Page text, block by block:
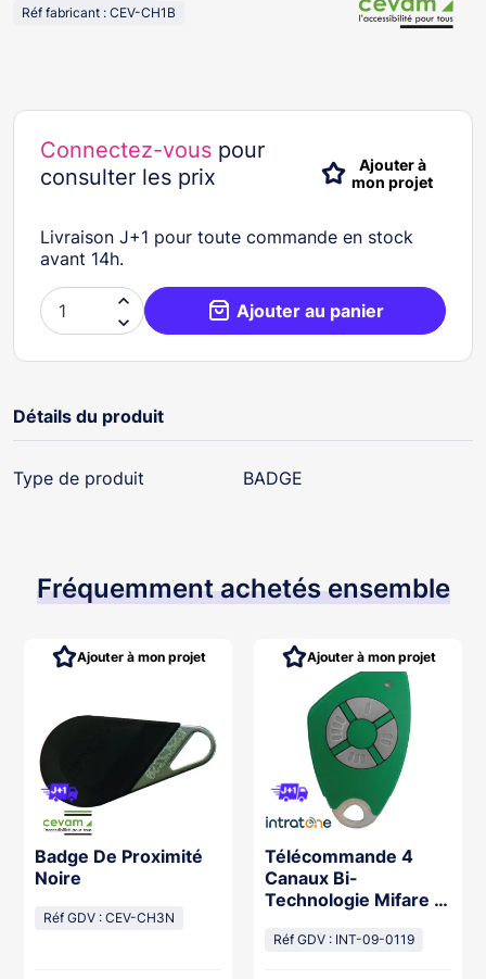
Réf fabricant : CEV-CH1B
Connectez-vous pour
consulter les prix
Ajouter à
mon projet
Livraison J+1 pour toute commande en stock
avant 14h.

 Ajouter au panier
Détails du produit
Type de produit BADGE
Fréquemment achetés ensemble
Badge De Proximité
Noire
Réf GDV : CEV-CH3N
Ajouter à mon projet
Télécommande 4
Canaux Bi-
Technologie Mifare -
Vert
Réf GDV : INT-09-0119
Ajouter à mon projet